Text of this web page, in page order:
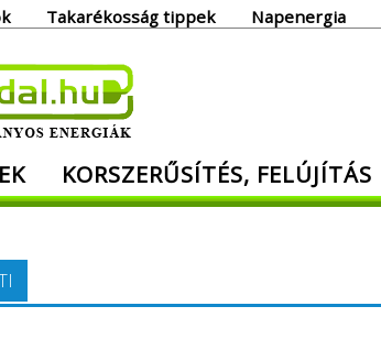
Takarékosság tippek Napenergia
energiák. Minden, ami
KORSZERŰSÍTÉS, FELÚJÍTÁS